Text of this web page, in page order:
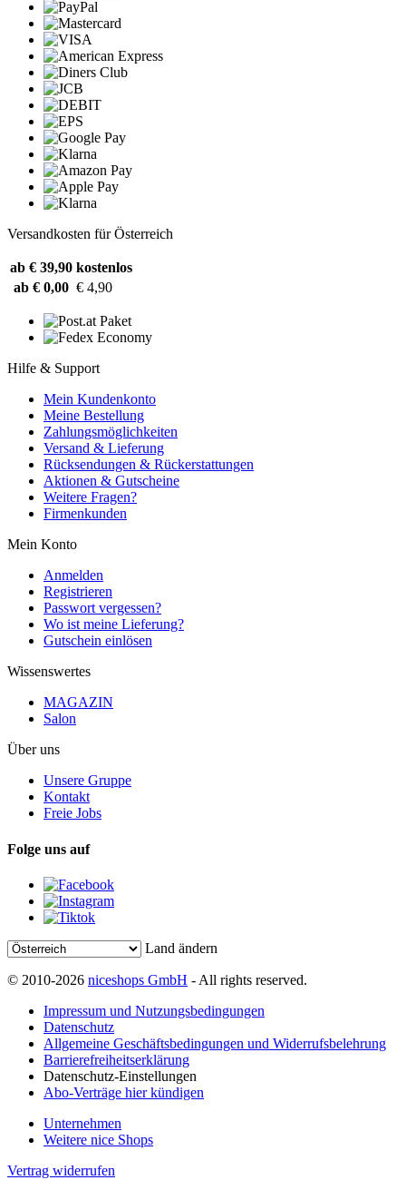
Versandkosten für Österreich
ab € 39,90 kostenlos
ab € 0,00 € 4,90
Hilfe & Support
Mein Kundenkonto
Meine Bestellung
Zahlungsmöglichkeiten
Versand & Lieferung
Rücksendungen & Rückerstattungen
Aktionen & Gutscheine
Weitere Fragen?
Firmenkunden
Mein Konto
Anmelden
Registrieren
Passwort vergessen?
Wo ist meine Lieferung?
Gutschein einlösen
Wissenswertes
MAGAZIN
Salon
Über uns
Unsere Gruppe
Kontakt
Freie Jobs
Folge uns auf
Land ändern
© 2010-2026 niceshops GmbH - All rights reserved.
Impressum und Nutzungsbedingungen
Datenschutz
Allgemeine Geschäftsbedingungen und Widerrufsbelehrung
Barrierefreiheitserklärung
Datenschutz-Einstellungen
Abo-Verträge hier kündigen
Unternehmen
Weitere nice Shops
Vertrag widerrufen